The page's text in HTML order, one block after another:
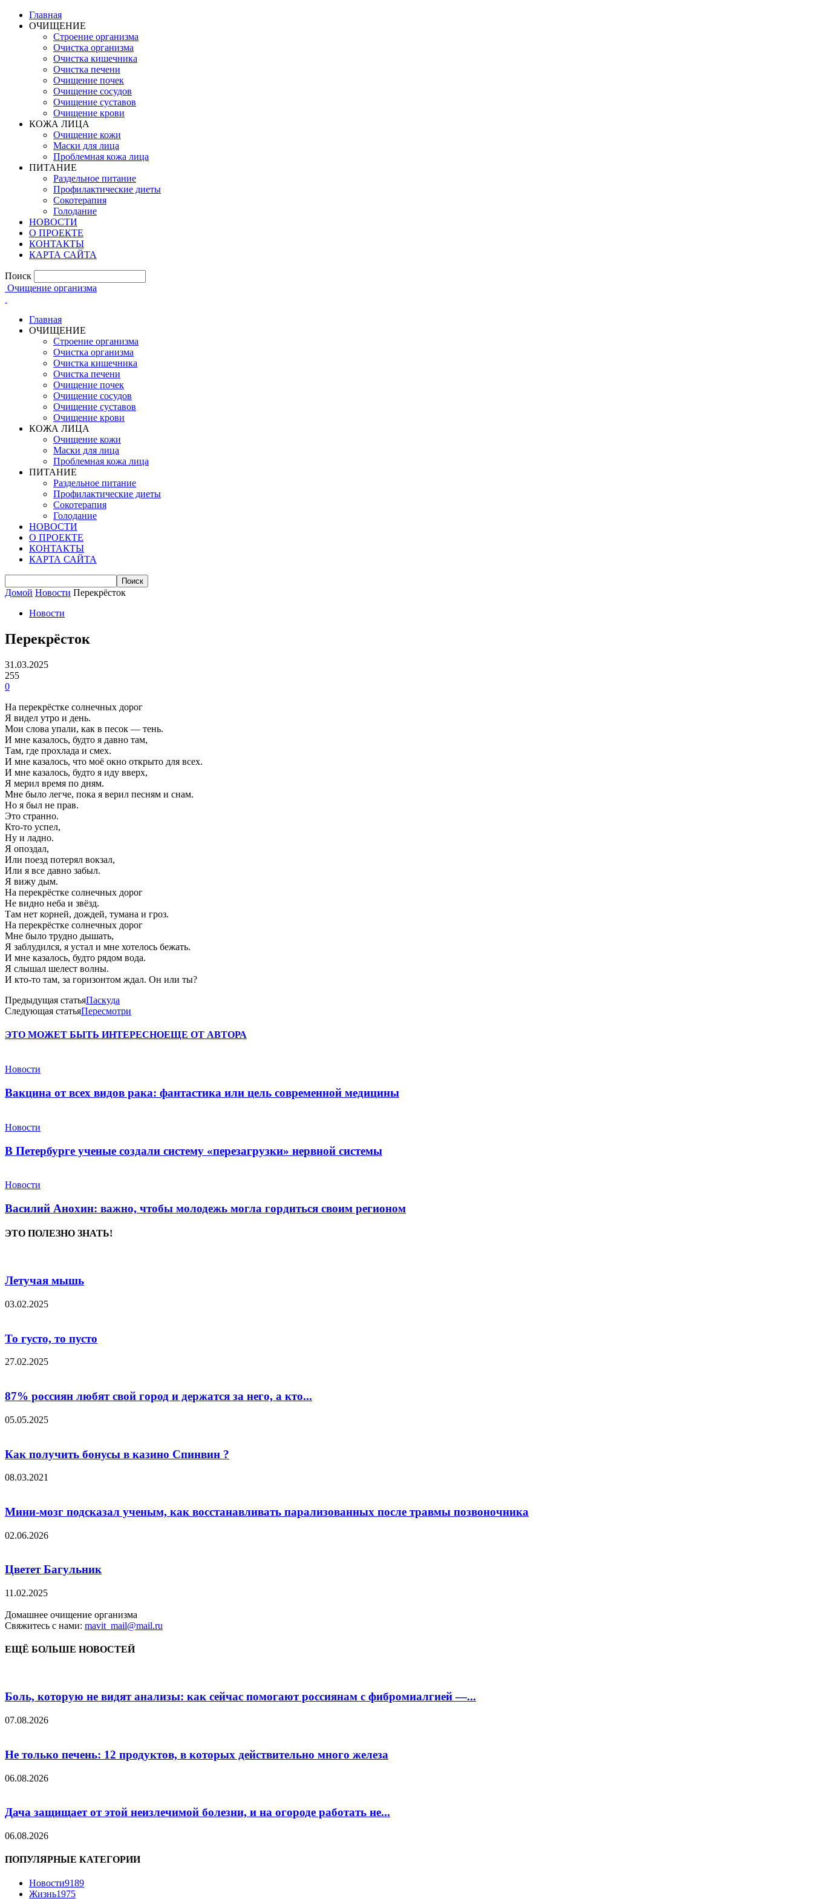
Главная
ОЧИЩЕНИЕ
Строение организма
Очистка организма
Очистка кишечника
Очистка печени
Очищение почек
Очищение сосудов
Очищение суставов
Очищение крови
КОЖА ЛИЦА
Очищение кожи
Маски для лица
Проблемная кожа лица
ПИТАНИЕ
Раздельное питание
Профилактические диеты
Сокотерапия
Голодание
НОВОСТИ
О ПРОЕКТЕ
КОНТАКТЫ
КАРТА САЙТА
Поиск
Очищение организма
Главная
ОЧИЩЕНИЕ
Строение организма
Очистка организма
Очистка кишечника
Очистка печени
Очищение почек
Очищение сосудов
Очищение суставов
Очищение крови
КОЖА ЛИЦА
Очищение кожи
Маски для лица
Проблемная кожа лица
ПИТАНИЕ
Раздельное питание
Профилактические диеты
Сокотерапия
Голодание
НОВОСТИ
О ПРОЕКТЕ
КОНТАКТЫ
КАРТА САЙТА
Домой Новости Перекрёсток
Новости
Перекрёсток
31.03.2025
255
0
На перекрёстке солнечных дорог
Я видел утро и день.
Мои слова упали, как в песок — тень.
И мне казалось, будто я давно там,
Там, где прохлада и смех.
И мне казалось, что моё окно открыто для всех.
И мне казалось, будто я иду вверх,
Я мерил время по дням.
Мне было легче, пока я верил песням и снам.
Но я был не прав.
Это странно.
Кто-то успел,
Ну и ладно.
Я опоздал,
Или поезд потерял вокзал,
Или я все давно забыл.
Я вижу дым.
На перекрёстке солнечных дорог
Не видно неба и звёзд.
Там нет корней, дождей, тумана и гроз.
На перекрёстке солнечных дорог
Мне было трудно дышать,
Я заблудился, я устал и мне хотелось бежать.
И мне казалось, будто рядом вода.
Я слышал шелест волны.
И кто-то там, за горизонтом ждал. Он или ты?
Предыдущая статьяПаскуда
Следующая статьяПересмотри
ЭТО МОЖЕТ БЫТЬ ИНТЕРЕСНОЕЩЕ ОТ АВТОРА
Новости
Вакцина от всех видов рака: фантастика или цель современной медицины
Новости
В Петербурге ученые создали систему «перезагрузки» нервной системы
Новости
Василий Анохин: важно, чтобы молодежь могла гордиться своим регионом
ЭТО ПОЛЕЗНО ЗНАТЬ!
Летучая мышь
03.02.2025
То густо, то пусто
27.02.2025
87% россиян любят свой город и держатся за него, а кто...
05.05.2025
Как получить бонусы в казино Спинвин ?
08.03.2021
Мини-мозг подсказал ученым, как восстанавливать парализованных после травмы позвоночника
02.06.2026
Цветет Багульник
11.02.2025
Домашнее очищение организма
Свяжитесь с нами: mavit_mail@mail.ru
ЕЩЁ БОЛЬШЕ НОВОСТЕЙ
Боль, которую не видят анализы: как сейчас помогают россиянам с фибромиалгией —...
07.08.2026
Не только печень: 12 продуктов, в которых действительно много железа
06.08.2026
Дача защищает от этой неизлечимой болезни, и на огороде работать не...
06.08.2026
ПОПУЛЯРНЫЕ КАТЕГОРИИ
Новости9189
Жизнь1975